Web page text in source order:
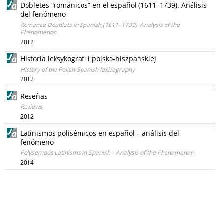
Dobletes “románicos” en el español (1611–1739). Análisis
del fenómeno
Romance Doublets in Spanish (1611–1739). Analysis of the
Phenomenon
2012
Historia leksykografi i polsko-hiszpańskiej
History of the Polish-Spanish lexicography
2012
Reseñas
Reviews
2012
Latinismos polisémicos en español – análisis del
fenómeno
Polysemous Latinisms in Spanish – Analysis of the Phenomenon
2014